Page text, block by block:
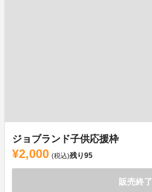
ジョブランド子供応援枠
¥2,000 (税込)残り95
販売終了